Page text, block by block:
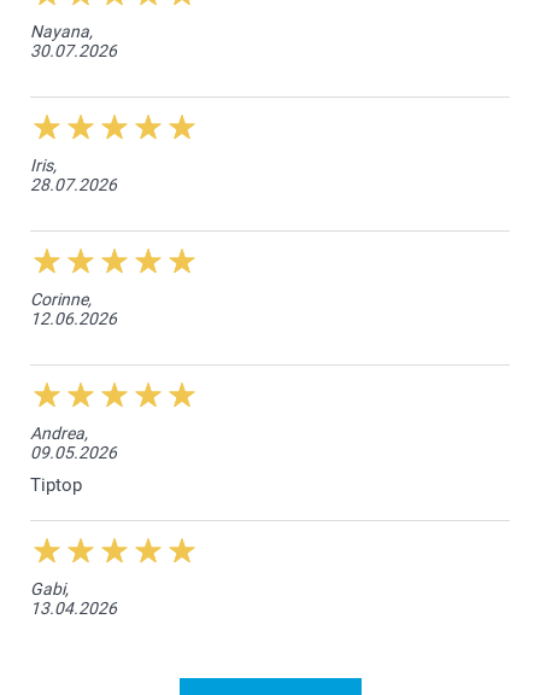
1000+
Nayana,
30.07.2026
Iris,
28.07.2026
Corinne,
12.06.2026
Andrea,
09.05.2026
Tiptop
Gabi,
13.04.2026